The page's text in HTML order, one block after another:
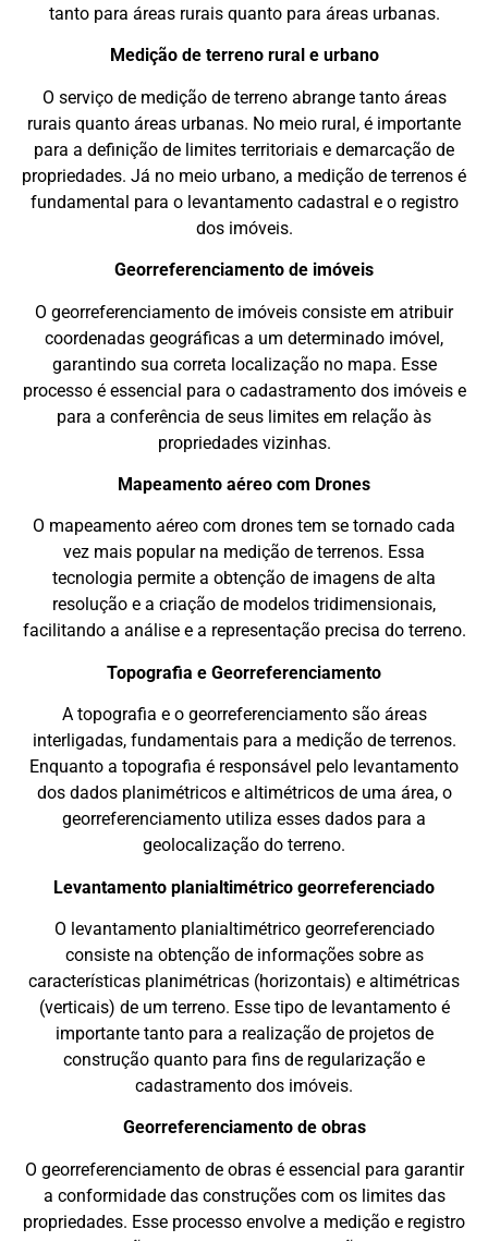
tanto para áreas rurais quanto para áreas urbanas.
Medição de terreno rural e urbano
O serviço de medição de terreno abrange tanto áreas
rurais quanto áreas urbanas. No meio rural, é importante
para a definição de limites territoriais e demarcação de
propriedades. Já no meio urbano, a medição de terrenos é
fundamental para o levantamento cadastral e o registro
dos imóveis.
Georreferenciamento de imóveis
O georreferenciamento de imóveis consiste em atribuir
coordenadas geográficas a um determinado imóvel,
garantindo sua correta localização no mapa. Esse
processo é essencial para o cadastramento dos imóveis e
para a conferência de seus limites em relação às
propriedades vizinhas.
Mapeamento aéreo com Drones
O mapeamento aéreo com drones tem se tornado cada
vez mais popular na medição de terrenos. Essa
tecnologia permite a obtenção de imagens de alta
resolução e a criação de modelos tridimensionais,
facilitando a análise e a representação precisa do terreno.
Topografia e Georreferenciamento
A topografia e o georreferenciamento são áreas
interligadas, fundamentais para a medição de terrenos.
Enquanto a topografia é responsável pelo levantamento
dos dados planimétricos e altimétricos de uma área, o
georreferenciamento utiliza esses dados para a
geolocalização do terreno.
Levantamento planialtimétrico georreferenciado
O levantamento planialtimétrico georreferenciado
consiste na obtenção de informações sobre as
características planimétricas (horizontais) e altimétricas
(verticais) de um terreno. Esse tipo de levantamento é
importante tanto para a realização de projetos de
construção quanto para fins de regularização e
cadastramento dos imóveis.
Georreferenciamento de obras
O georreferenciamento de obras é essencial para garantir
a conformidade das construções com os limites das
propriedades. Esse processo envolve a medição e registro